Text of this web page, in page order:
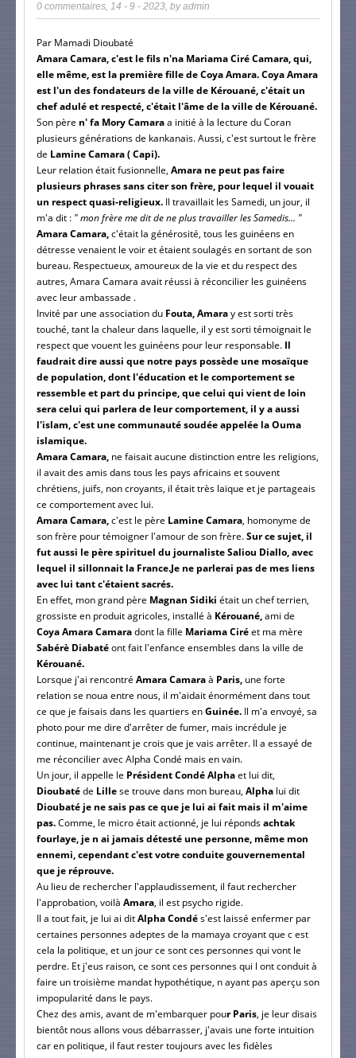
0 commentaires, 14 - 9 - 2023, byadmin
Par Mamadi Dioubaté
Amara Camara, c'est le fils n'na Mariama Ciré Camara, qui,
elle même, est la première fille de Coya Amara.Coya Amara
est l'un des fondateurs de la ville de Kérouané, c'était un
chef adulé et respecté, c'était l'âme de la ville de Kérouané.
Son père n' fa Mory Camaraa initié à la lecture du Coran
plusieurs générations de kankanais. Aussi, c'est surtout le frère
de Lamine Camara ( Capi).
Leur relation était fusionnelle, Amara ne peut pas faire
plusieurs phrases sans citer son frère, pour lequel il vouait
un respect quasi-religieux. Il travaillait les Samedi, un jour, il
m'a dit : " mon frère me dit de ne plus travailler les Samedis... "
Amara Camara,c'était la générosité, tous les guinéens en
détresse venaient le voir et étaient soulagés en sortant de son
bureau. Respectueux, amoureux de la vie et du respect des
autres, Amara Camara avait réussi à réconcilier les guinéens
avec leur ambassade .
Invité par une association du Fouta, Amaray est sorti très
touché, tant la chaleur dans laquelle, il y est sorti témoignait le
respect que vouent les guinéens pour leur responsable. Il
faudrait dire aussi que notre pays possède une mosaïque
de population, dont l'éducation et le comportement se
ressemble et part du principe, que celui qui vient de loin
sera celui qui parlera de leur comportement, il y a aussi
l'islam, c'est une communauté soudée appelée la Ouma
islamique.
Amara Camara, ne faisait aucune distinction entre les religions,
il avait des amis dans tous les pays africains et souvent
chrétiens, juifs, non croyants, il était très laïque et je partageais
ce comportement avec lui.
Amara Camara,c'est le père Lamine Camara, homonyme de
son frère pour témoigner l'amour de son frère.Sur ce sujet, il
fut aussi le père spirituel du journaliste Saliou Diallo, avec
lequel il sillonnait la France.Je ne parlerai pas de mes liens
avec lui tant c'étaient sacrés.
En effet, mon grand père Magnan Sidiki était un chef terrien,
grossiste en produit agricoles, installé à Kérouané,ami de
Coya Amara Camaradont la fille Mariama Ciréet ma mère
Sabérè Diabatéont fait l'enfance ensembles dans la ville de
Kérouané.
Lorsque j'ai rencontré Amara Camaraà Paris, une forte
relation se noua entre nous, il m'aidait énormément dans tout
ce que je faisais dans les quartiers enGuinée. Il m'a envoyé, sa
photo pour me dire d'arrêter de fumer, mais incrédule je
continue, maintenant je crois que je vais arrêter. Il a essayé de
me réconcilier avec Alpha Condé mais en vain.
Un jour, il appelle le Président Condé Alphaet lui dit,
Dioubatéde Lillese trouve dans mon bureau, Alpha lui dit
Dioubaté je ne sais pas ce que je lui ai fait mais il m'aime
pas.Comme, le micro était actionné, je lui répondsachtak
fourlaye, je n ai jamais détesté une personne, même mon
ennemi, cependant c'est votre conduite gouvernemental
que je réprouve.
Au lieu de rechercher l'applaudissement, il faut rechercher
l'approbation, voilà Amara, il est psycho rigide.
Il a tout fait, je lui ai ditAlpha Condés'est laissé enfermer par
certaines personnes adeptes de la mamaya croyant que c est
cela la politique, et un jour ce sont ces personnes qui vont le
perdre. Et j'eus raison, ce sont ces personnes qui l ont conduit à
faire un troisième mandat hypothétique, n ayant pas aperçu son
impopularité dans le pays.
Chez des amis, avant de m'embarquer pour Paris, je leur disais
bientôt nous allons vous débarrasser, j'avais une forte intuition
car en politique, il faut rester toujours avec les fidèles